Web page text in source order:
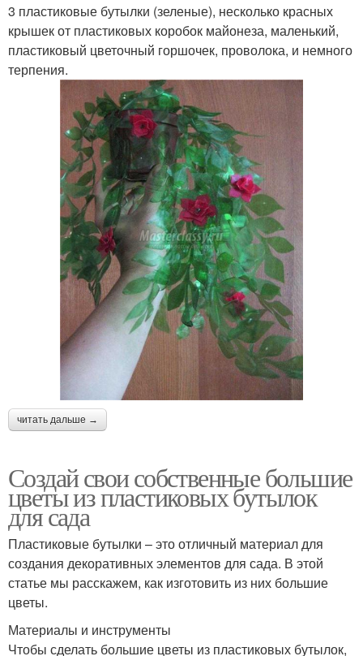
3 пластиковые бутылки (зеленые), несколько красных
крышек от пластиковых коробок майонеза, маленький,
пластиковый цветочный горшочек, проволока, и немного
терпения.
читать дальше →
Создай свои собственные большие
цветы из пластиковых бутылок
для сада
Пластиковые бутылки – это отличный материал для
создания декоративных элементов для сада. В этой
статье мы расскажем, как изготовить из них большие
цветы.
Материалы и инструменты
Чтобы сделать большие цветы из пластиковых бутылок,